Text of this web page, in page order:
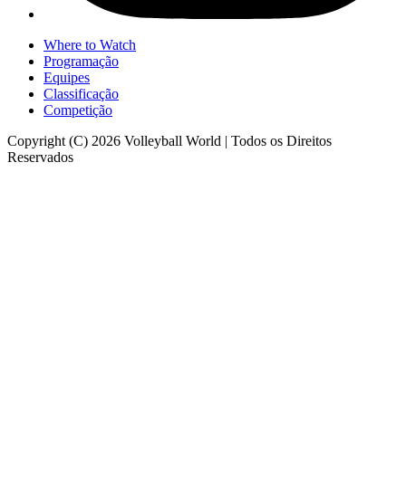
Where to Watch
Programação
Equipes
Classificação
Competição
Copyright (C) 2026 Volleyball World | Todos os Direitos
Reservados